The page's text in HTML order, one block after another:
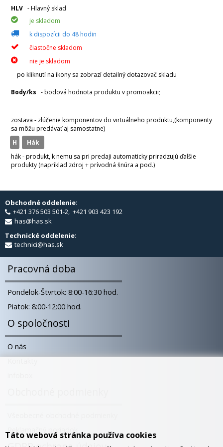
HLV - Hlavný sklad
je skladom
k dispozícii do 48 hodin
čiastočne skladom
nie je skladom
po kliknutí na ikony sa zobrazí detailný dotazovač skladu
Body/ks - bodová hodnota produktu v promoakcii;
zostava - zlúčenie komponentov do virtuálneho produktu,(komponenty
sa môžu predávať aj samostatne)
H
hák
hák - produkt, k nemu sa pri predaji automaticky priradzujú ďalšie
produkty (napríklad zdroj + prívodná šnúra a pod.)
Obchodné oddelenie:
+421 376 503 501-2, +421 903 423 192
has@has.sk
Technické oddelenie:
technici@has.sk
Pracovná doba
Pondelok-Štvrtok: 8:00-16:30 hod.
Piatok: 8:00-12:00 hod.
O spoločnosti
O nás
Reklamačný poriadok
Táto webová stránka používa cookies